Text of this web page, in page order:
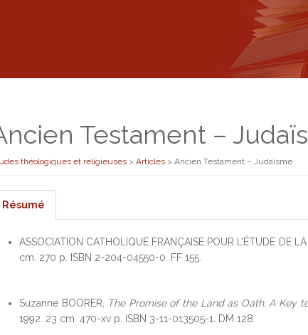
Testament –
théologiques et religieuses > Articles > Ancien Testament – Judaïsme
Résumé
ASSOCIATION CATHOLIQUE FRANÇAISE POUR L’ÉTUDE DE LA
cm. 270 p. ISBN 2-204-04550-0. FF 155.
Suzanne BOORER,
The Promise of the Land as Oath. A Key
1992. 23 cm. 470-xv p. ISBN 3-11-013505-1. DM 128.